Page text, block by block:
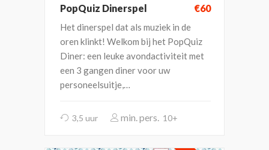
PopQuiz Dinerspel €60
Het dinerspel dat als muziek in de
oren klinkt! Welkom bij het PopQuiz
Diner: een leuke avondactiviteit met
een 3 gangen diner voor uw
personeelsuitje,…
3,5 uur 10+